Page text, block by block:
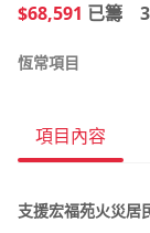
$68,591 已籌
恆常項目
項目內容
支援宏福苑火災居